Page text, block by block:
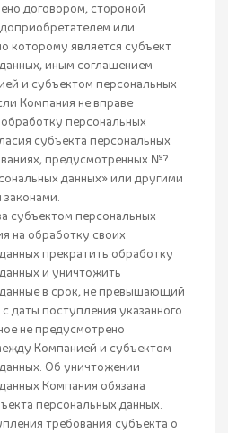
договором, стороной
или
которому является субъект
иным соглашением
и субъектом персональных
Компания не вправе
персональных
субъекта персональных
предусмотренных №?
данных» или другими
субъектом персональных
на обработку своих
прекратить обработку
и уничтожить
в срок, не превышающий
даты поступления указанного
не предусмотрено
Компанией и субъектом
Об уничтожении
Компания обязана
персональных данных.
требования субъекта о